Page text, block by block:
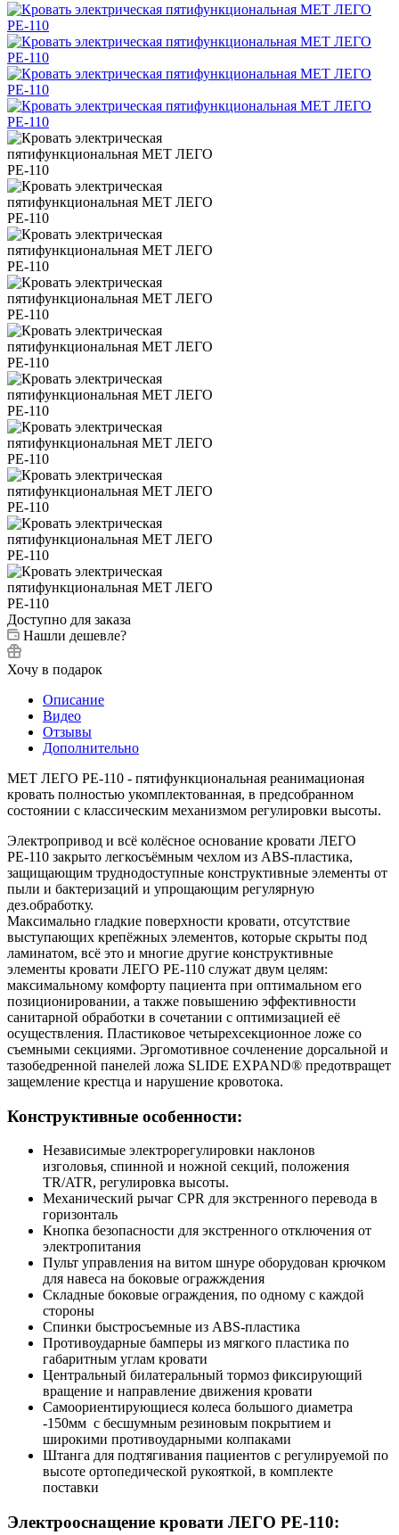
Доступно для заказа
Нашли дешевле?
Хочу в подарок
Описание
Видео
Отзывы
Дополнительно
MET ЛЕГО РЕ-110 - пятифункциональная реанимационая
кровать полностью укомплектованная, в предсобранном
состоянии с классическим механизмом регулировки высоты.
Электропривод и всё колёсное основание кровати ЛЕГО
РЕ-110 закрыто легкосъёмным чехлом из ABS-пластика,
защищающим труднодоступные конструктивные элементы от
пыли и бактеризаций и упрощающим регулярную
дез.обработку.
Максимально гладкие поверхности кровати, отсутствие
выступающих крепёжных элементов, которые скрыты под
ламинатом, всё это и многие другие конструктивные
элементы кровати ЛЕГО РЕ-110 служат двум целям:
максимальному комфорту пациента при оптимальном его
позиционировании, а также повышению эффективности
санитарной обработки в сочетании с оптимизацией её
осуществления. Пластиковое четырехсекционное ложе со
съемными секциями. Эргомотивное сочленение дорсальной и
тазобедренной панелей ложа SLIDE EXPAND® предотвращет
защемление крестца и нарушение кровотока.
Конструктивные особенности:
Независимые электрорегулировки наклонов
изголовья, спинной и ножной секций, положения
TR/ATR, регулировка высоты.
Механический рычаг CPR для экстренного перевода в
горизонталь
Кнопка безопасности для экстренного отключения от
электропитания
Пульт управления на витом шнуре оборудован крючком
для навеса на боковые огражждения
Складные боковые ограждения, по одному с каждой
стороны
Спинки быстросъемные из АВS-пластика
Противоударные бамперы из мягкого пластика по
габаритным углам кровати
Центральный билатеральный тормоз фиксирующий
вращение и направление движения кровати
Самоориентирующиеся колеса большого диаметра
-150мм с бесшумным резиновым покрытием и
широкими противоударными колпаками
Штанга для подтягивания пациентов с регулируемой по
высоте ортопедической рукояткой, в комплекте
поставки
Электрооснащение кровати ЛЕГО РЕ-110: